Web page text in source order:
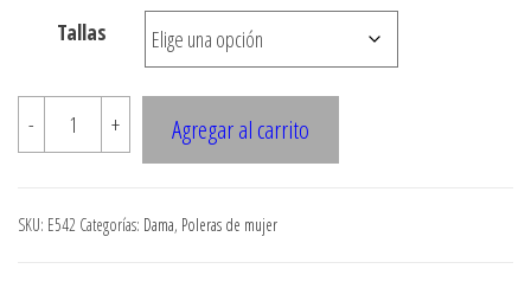
$7.900
Tallas
-
E542
POLERA
CON
+ Agregar al carrito
SKU: E542 Categorías: Dama, Poleras de mujer